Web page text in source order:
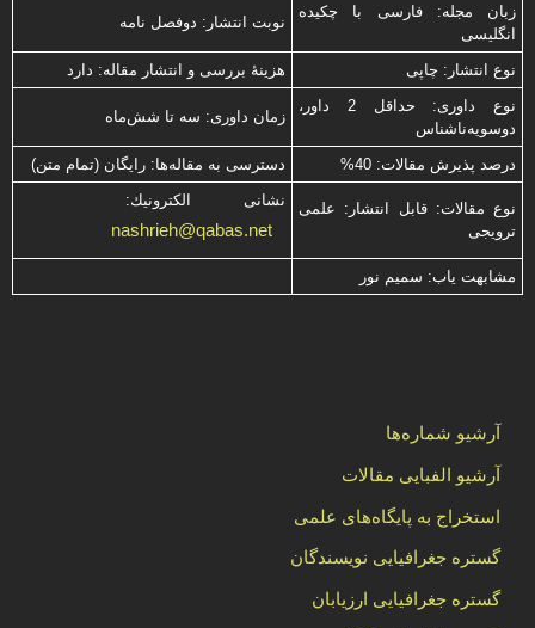
زبان مجله: فارسی با چكیده
انگلیسی
نوبت انتشار: دوفصل نامه
نوع انتشار: چاپی
هزینۀ بررسی و انتشار مقاله: دارد
نوع داوری: حداقل 2 داور،
دوسویه‌ناشناس
زمان داوری: سه تا شش‌ماه
درصد پذیرش مقالات: 40% دسترسی به مقاله‌ها: رایگان (تمام متن)
نوع مقالات: قابل انتشار: علمی
ترویجی
نشانی الكترونیك:
nashrieh@qabas.net
مشابهت ياب: سميم نور
آرشیو شماره‌ها
آرشیو الفبایی مقالات
استخراج به پایگاه‌های علمی
گستره جغرافیایی نویسندگان
گستره جغرافیایی ارزیابان